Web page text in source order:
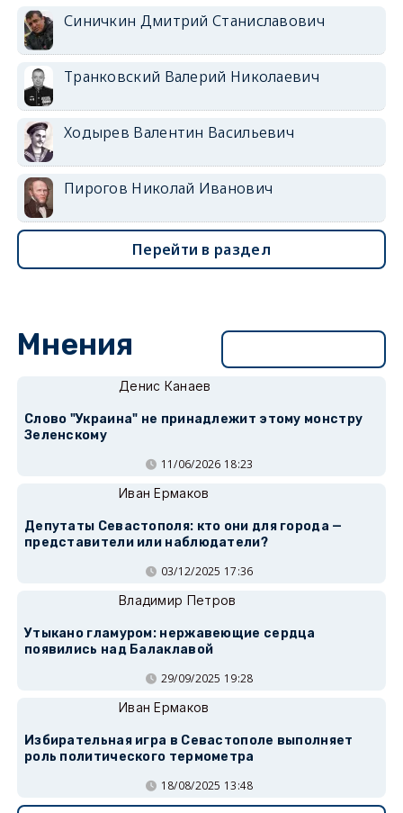
Синичкин Дмитрий Станиславович
Транковский Валерий Николаевич
Ходырев Валентин Васильевич
Пирогов Николай Иванович
Перейти в раздел
Мнения
Денис Канаев
Слово "Украина" не принадлежит этому монстру
Зеленскому
11/06/2026 18:23
Иван Ермаков
Депутаты Севастополя: кто они для города —
представители или наблюдатели?
03/12/2025 17:36
Владимир Петров
Утыкано гламуром: нержавеющие сердца
появились над Балаклавой
29/09/2025 19:28
Иван Ермаков
Избирательная игра в Севастополе выполняет
роль политического термометра
18/08/2025 13:48